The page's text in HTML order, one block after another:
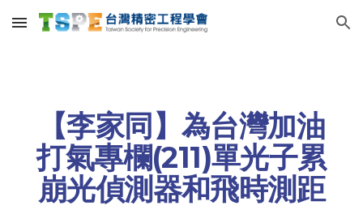
Skip to main content Skip to navigation
【李家同】為台灣加油
打氣專欄(211)單光子累
崩光偵測器和飛時測距